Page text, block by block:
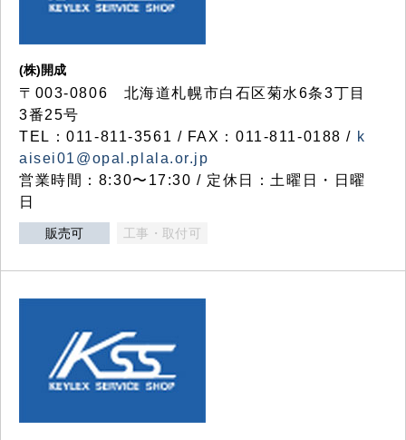
(株)開成
〒003-0806 北海道札幌市白石区菊水6条3丁目
3番25号
TEL：011-811-3561 / FAX：011-811-0188 / k
aisei01@opal.plala.or.jp
営業時間：8:30〜17:30 / 定休日：土曜日・日曜
日
販売可 工事・取付可